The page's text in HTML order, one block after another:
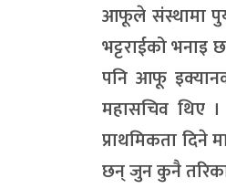
आफूले संस्थामा
भट्टराईको भनाइ
पनि आफू
महासचिव थिए
प्राथमिकता दिने
छन् जुन कुनै